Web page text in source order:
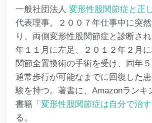
一般社団法人 変形性股関節症と正
代表理事。２００７年仕事中に突
り、両側変形性股関節症と診断さ
年１１月に左足、２０１２年２月
関節全置換術の手術を受け、同年５
通常歩行が可能なまでに回復した
験を持つ。著書に、Amazonランキ
書籍「 変形性股関節症は自分で治す
る。